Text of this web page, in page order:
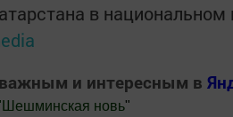
в
и интересным в
Шешминская новь"